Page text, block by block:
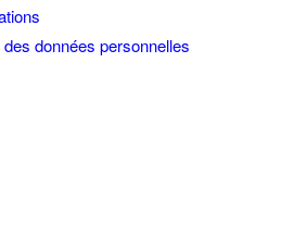
données personnelles